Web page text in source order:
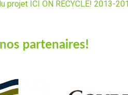
projet ICI ON RECYCLE! 2013-
partenaires!